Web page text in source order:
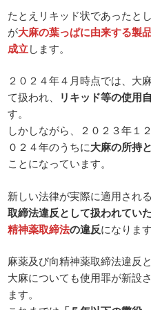
たとえリキッド状であったと
が大麻の葉っぱに由来する製
成立します。
２０２４年４月時点では、大
て扱われ、
リキッド等の使用
す。
しかしながら、２０２３年１
０２４年のうちに大麻の所持
ことになっています。
新しい法律が実際に適用され
取締法違反として扱われてい
精神薬取締法の違反になります
麻薬及び向精神薬取締法違反
大麻についても使用罪が新設
ます。